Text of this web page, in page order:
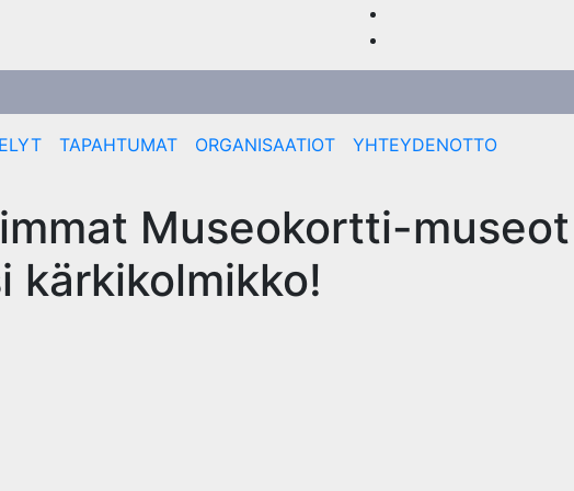
TAPAHTUMAT ORGANISAATIOT
YHTEYDENOTTO
Museokortti-
kärkikolmikko!